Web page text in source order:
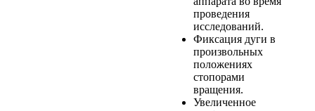
проведения
исследований.
Фиксация дуги в
произвольных
положениях
стопорами
вращения.
Увеличенное